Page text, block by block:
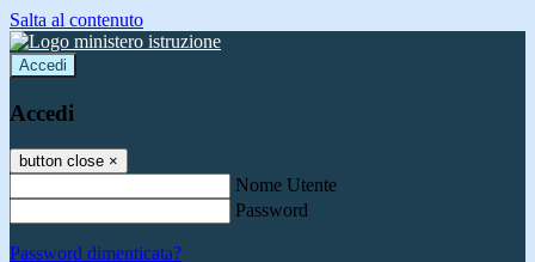
Salta al contenuto
Accedi
Accedi
button close ×
Nome Utente
Password
Password dimenticata?